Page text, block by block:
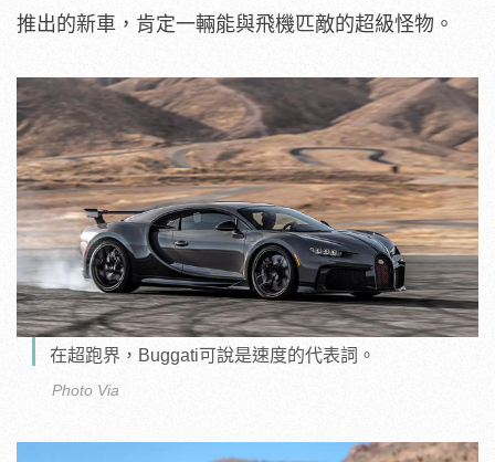
推出的新車，肯定一輛能與飛機匹敵的超級怪物。
在超跑界，Buggati可說是速度的代表詞。
Photo Via